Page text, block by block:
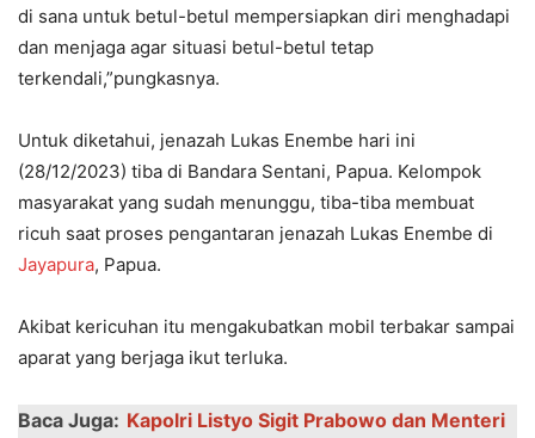
di sana untuk betul-betul mempersiapkan diri menghadapi
dan menjaga agar situasi betul-betul tetap
terkendali,”pungkasnya.
Untuk diketahui, jenazah Lukas Enembe hari ini
(28/12/2023) tiba di Bandara Sentani, Papua. Kelompok
masyarakat yang sudah menunggu, tiba-tiba membuat
ricuh saat proses pengantaran jenazah Lukas Enembe di
Jayapura, Papua.
Akibat kericuhan itu mengakubatkan mobil terbakar sampai
aparat yang berjaga ikut terluka.
Baca Juga: Kapolri Listyo Sigit Prabowo dan Menteri